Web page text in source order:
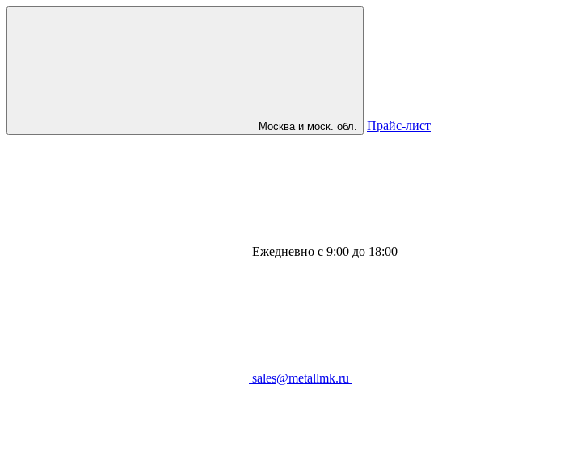
Москва и моск. обл. Прайс-лист
Ежедневно с 9:00 до 18:00
sales@metallmk.ru